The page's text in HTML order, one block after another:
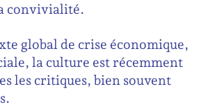
convivialité.
global de crise économique,
la culture est récemment
les critiques, bien souvent